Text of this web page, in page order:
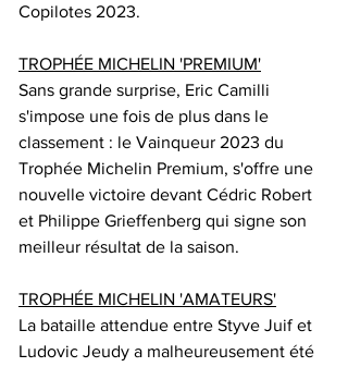
Copilotes 2023.
TROPHÉE MICHELIN 'PREMIUM'
Sans grande surprise, Eric Camilli
s'impose une fois de plus dans le
classement : le Vainqueur 2023 du
Trophée Michelin Premium, s'offre une
nouvelle victoire devant Cédric Robert
et Philippe Grieffenberg qui signe son
meilleur résultat de la saison.
TROPHÉE MICHELIN 'AMATEURS'
La bataille attendue entre Styve Juif et
Ludovic Jeudy a malheureusement été